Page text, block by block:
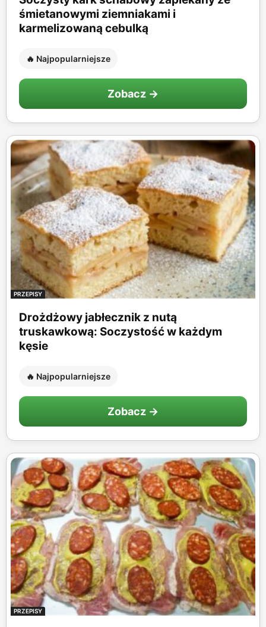
śmietanowymi ziemniakami i
karmelizowaną cebulką
🔥 Najpopularniejsze
Zobacz →
PRZEPISY
Drożdżowy jabłecznik z nutą
truskawkową: Soczystość w każdym
kęsie
🔥 Najpopularniejsze
Zobacz →
PRZEPISY